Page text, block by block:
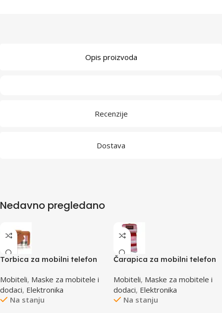
Opis proizvoda
Recenzije
Dostava
Nedavno pregledano
Torbica za mobilni telefon
110x45x17mm
Mobiteli, Maske za mobitele i
dodaci, Elektronika
Na stanju
Čarapica za mobilni telefon
bijela 65x100mm
Mobiteli, Maske za mobitele i
dodaci, Elektronika
Na stanju